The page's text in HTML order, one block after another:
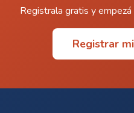
Registrala gratis y
Registrar